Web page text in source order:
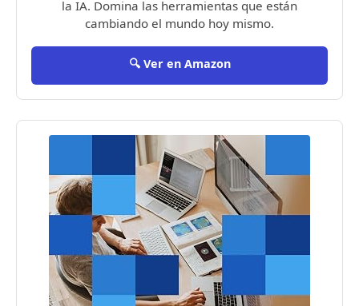
la IA. Domina las herramientas que están
cambiando el mundo hoy mismo.
🔍 Ver en Amazon